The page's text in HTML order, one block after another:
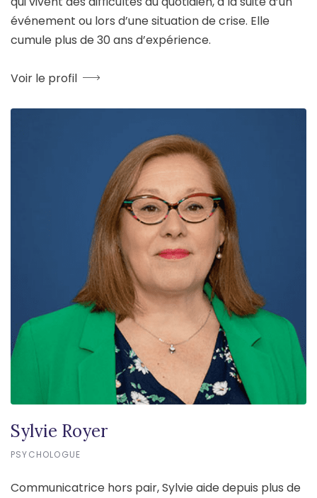
événement ou lors d’une situation de crise. Elle
cumule plus de 30 ans d’expérience.
Voir le profil
Sylvie Royer
PSYCHOLOGUE
Communicatrice hors pair, Sylvie aide depuis plus de